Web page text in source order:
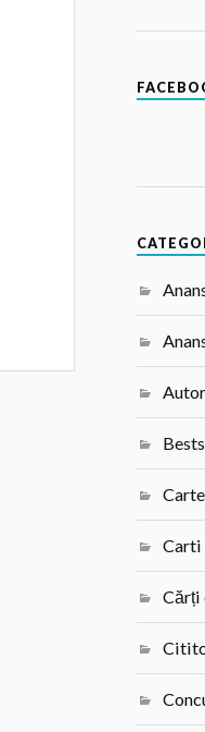
Carti
Cărți